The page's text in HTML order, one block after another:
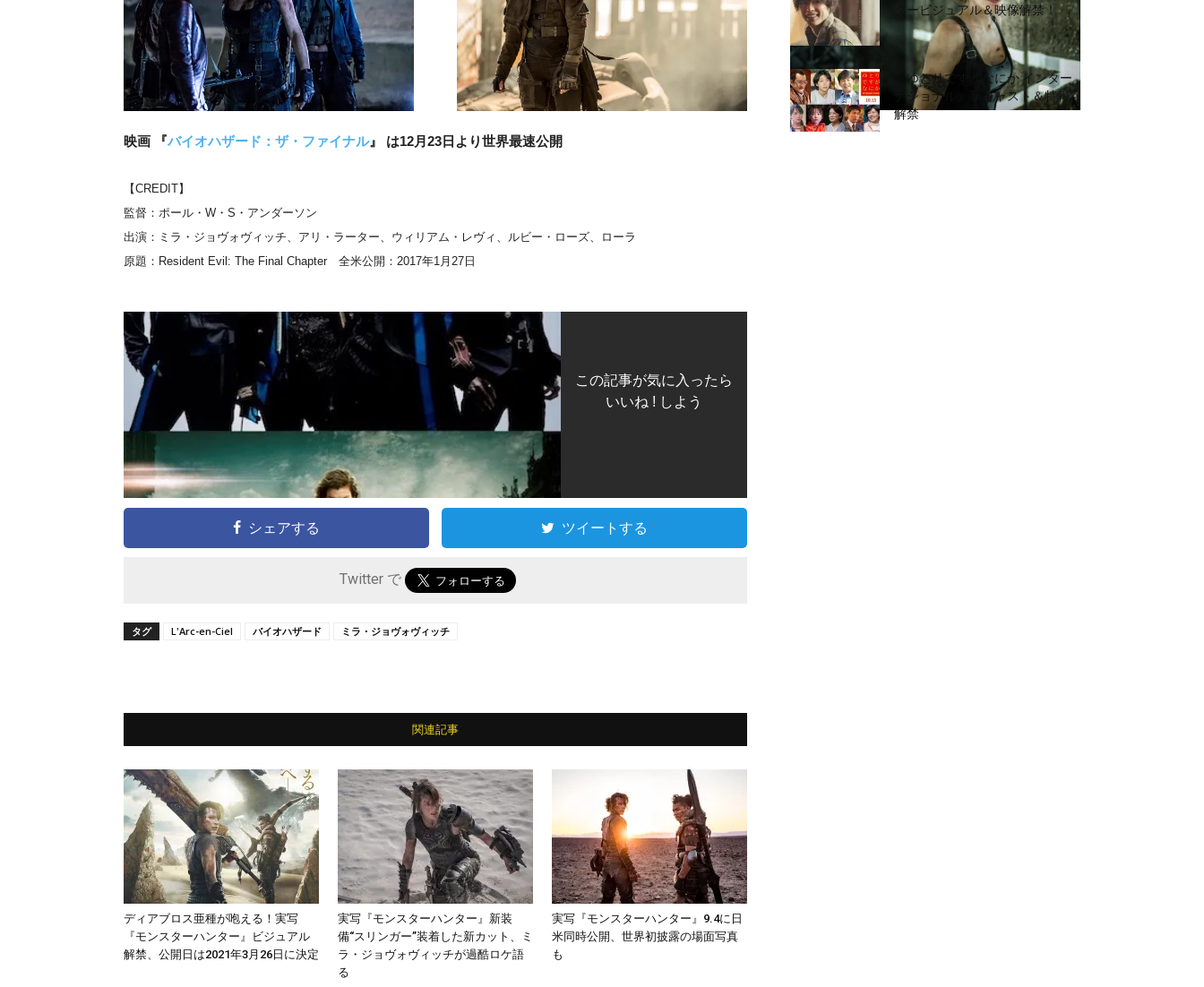
映画 『バイオハザード：ザ・ファイナル』 は12月23日より世界最速公開
【CREDIT】
監督：ポール・W・S・アンダーソン
出演：ミラ・ジョヴォヴィッチ、アリ・ラーター、ウィリアム・レヴィ、ルビー・ローズ、ローラ
原題：Resident Evil: The Final Chapter 全米公開：2017年1月27日
この記事が気に入ったら
いいね ! しよう
シェアする ツイートする
Twitter で
タグ L'Arc-en-Ciel バイオハザード ミラ・ジョヴォヴィッチ
関連記事
ディアブロス亜種が咆える！実写
『モンスターハンター』ビジュアル
解禁、公開日は2021年3月26日に決定
実写『モンスターハンター』新装
備“スリンガー”装着した新カット、ミ
ラ・ジョヴォヴィッチが過酷ロケ語
る
実写『モンスターハンター』9.4に日
米同時公開、世界初披露の場面写真
も
タービジュアル＆映像解禁！
『ゆとりですがなにか インター
ナショナル』新キャスト＆特報
解禁